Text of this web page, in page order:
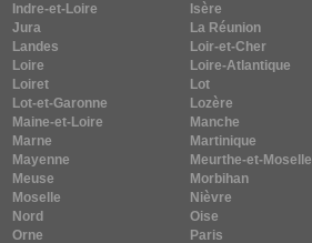
Indre-et-Loire
Isère
Jura
La Réunion
Landes
Loir-et-Cher
Loire
Loire-Atlantique
Loiret
Lot
Lot-et-Garonne
Lozère
Maine-et-Loire
Manche
Marne
Martinique
Mayenne
Meurthe-et-Moselle
Meuse
Morbihan
Moselle
Nièvre
Nord
Oise
Orne
Paris